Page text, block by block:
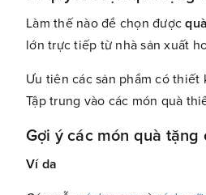
Làm thế nào để chọn được
lớn trực tiếp từ nhà sản xuất
Ưu tiên các sản phẩm có
Tập trung vào các món quà
Gợi ý các món quà
Ví da